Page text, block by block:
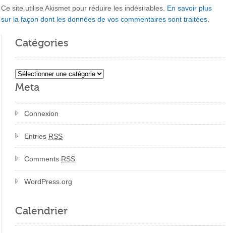
Ce site utilise Akismet pour réduire les indésirables. En savoir plus
sur la façon dont les données de vos commentaires sont traitées
Catégories
Catégories
Meta
Connexion
Entries RSS
Comments RSS
WordPress.org
Calendrier